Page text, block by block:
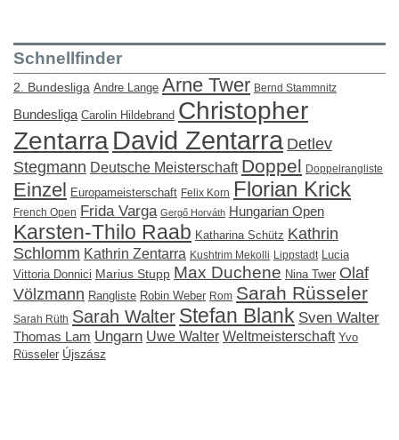
Schnellfinder
2. Bundesliga Andre Lange Arne Twer Bernd Stammnitz
Bundesliga Carolin Hildebrand Christopher
ZentarraDavid Zentarra Detlev
Stegmann Deutsche Meisterschaft Doppel Doppelrangliste
Einzel Europameisterschaft Felix Korn Florian Krick
French Open Frida Varga Gergő Horváth Hungarian Open
Karsten-Thilo Raab Katharina Schütz Kathrin
Schlomm Kathrin Zentarra Kushtrim Mekolli Lippstadt Lucia
Vittoria Donnici Marius Stupp Max Duchene Nina Twer Olaf
Völzmann Rangliste Robin Weber Rom Sarah Rüsseler
Sarah Rüth Sarah Walter Stefan Blank Sven Walter
Thomas Lam Ungarn Uwe Walter Weltmeisterschaft Yvo
Rüsseler Újszász